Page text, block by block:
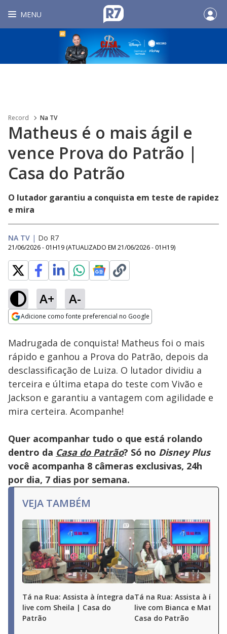
MENU
Record Na TV
Matheus é o mais ágil e
vence Prova do Patrão |
Casa do Patrão
O lutador garantiu a conquista em teste de rapidez
e mira
NA TV | Do R7
21/06/2026 - 01H19 (ATUALIZADO EM 21/06/2026 - 01H19)
A+ A-
Adicione como fonte preferencial no Google
Ativar
Loaded:
11.49%
Madrugada de conquista! Matheus foi o mais
rápido e ganhou a Prova do Patrão, depois da
desclassificação de Luiza. O lutador dividiu a
terceira e última etapa do teste com Vivão e
Jackson e garantiu a vantagem com agilidade e
mira certeira. Acompanhe!
Quer acompanhar tudo o que está rolando
dentro da Casa do Patrão? Só no Disney Plus
você acompanha 8 câmeras exclusivas, 24h
por dia, 7 dias por semana.
VEJA TAMBÉM
Tá na Rua: Assista à íntegra da
live com Sheila | Casa do
Patrão
Tá na Rua: Assista à
live com Bianca e
Casa do Patrão